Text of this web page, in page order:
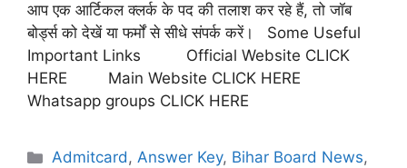
आप एक आर्टिकल क्लर्क के पद की तलाश कर रहे हैं, तो जॉब
बोर्ड्स को देखें या फर्मों से सीधे संपर्क करें। Some Useful
Important Links Official Website CLICK
HERE Main Website CLICK HERE
Whatsapp groups CLICK HERE
Admitcard,Answer Key, Bihar Board News,